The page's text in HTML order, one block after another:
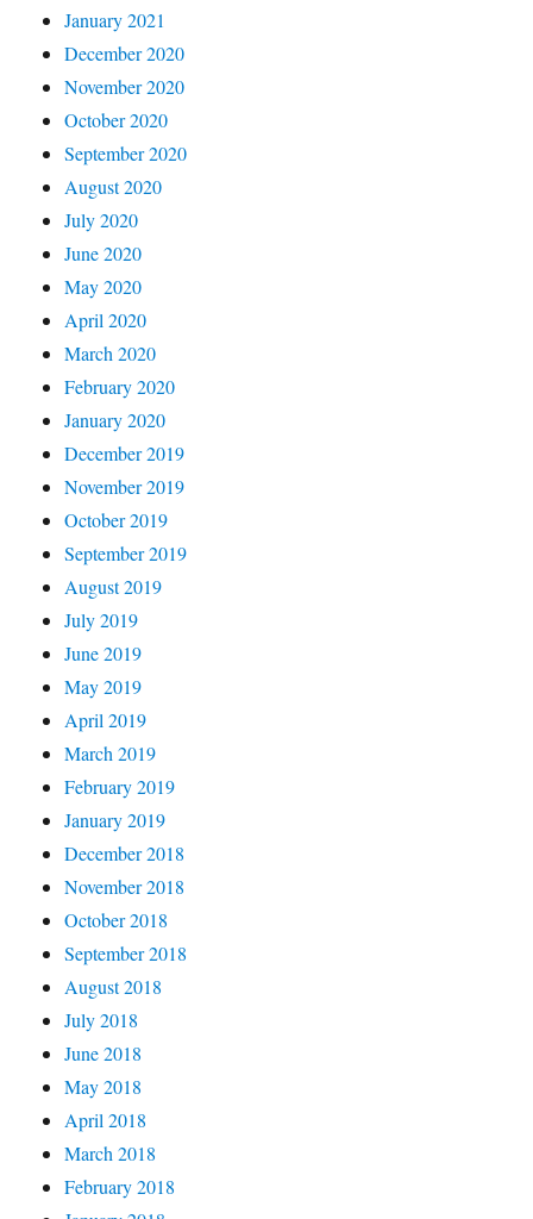
January 2021
December 2020
November 2020
October 2020
September 2020
August 2020
July 2020
June 2020
May 2020
April 2020
March 2020
February 2020
January 2020
December 2019
November 2019
October 2019
September 2019
August 2019
July 2019
June 2019
May 2019
April 2019
March 2019
February 2019
January 2019
December 2018
November 2018
October 2018
September 2018
August 2018
July 2018
June 2018
May 2018
April 2018
March 2018
February 2018